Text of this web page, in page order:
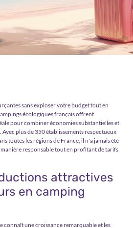
sans exploser votre budget tout en
écologiques français offrent
pour combiner économies substantielles et
plus de 350 établissements respectueux
toutes les régions de France, il n'a jamais été
manière responsable tout en profitant de tarifs
attractives
en camping
connaît une croissance remarquable et les